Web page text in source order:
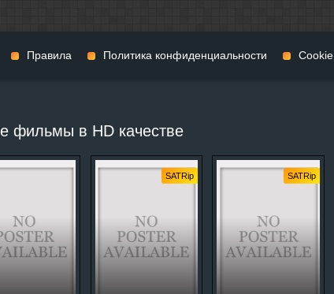
фильмы в HD качестве
SATRip SATRip
Военные фильмы
История
Реальное ТВ
Семейные фильмы
Детективы
Детские фильмы
Правила Политика конфиденциальности Cookie